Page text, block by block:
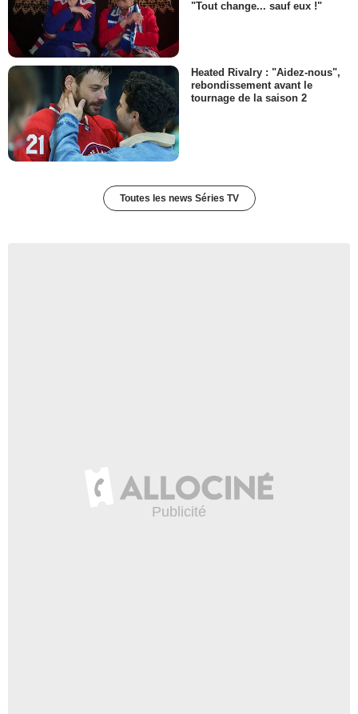
"Tout change... sauf eux !"
Heated Rivalry : "Aidez-nous",
rebondissement avant le
tournage de la saison 2
Toutes les news Séries TV